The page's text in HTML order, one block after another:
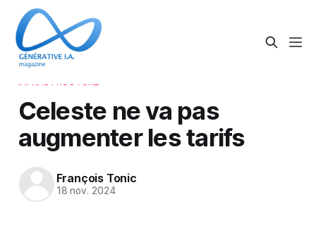
Celeste ne va pas
augmenter les tarifs
François Tonic
18 nov. 2024